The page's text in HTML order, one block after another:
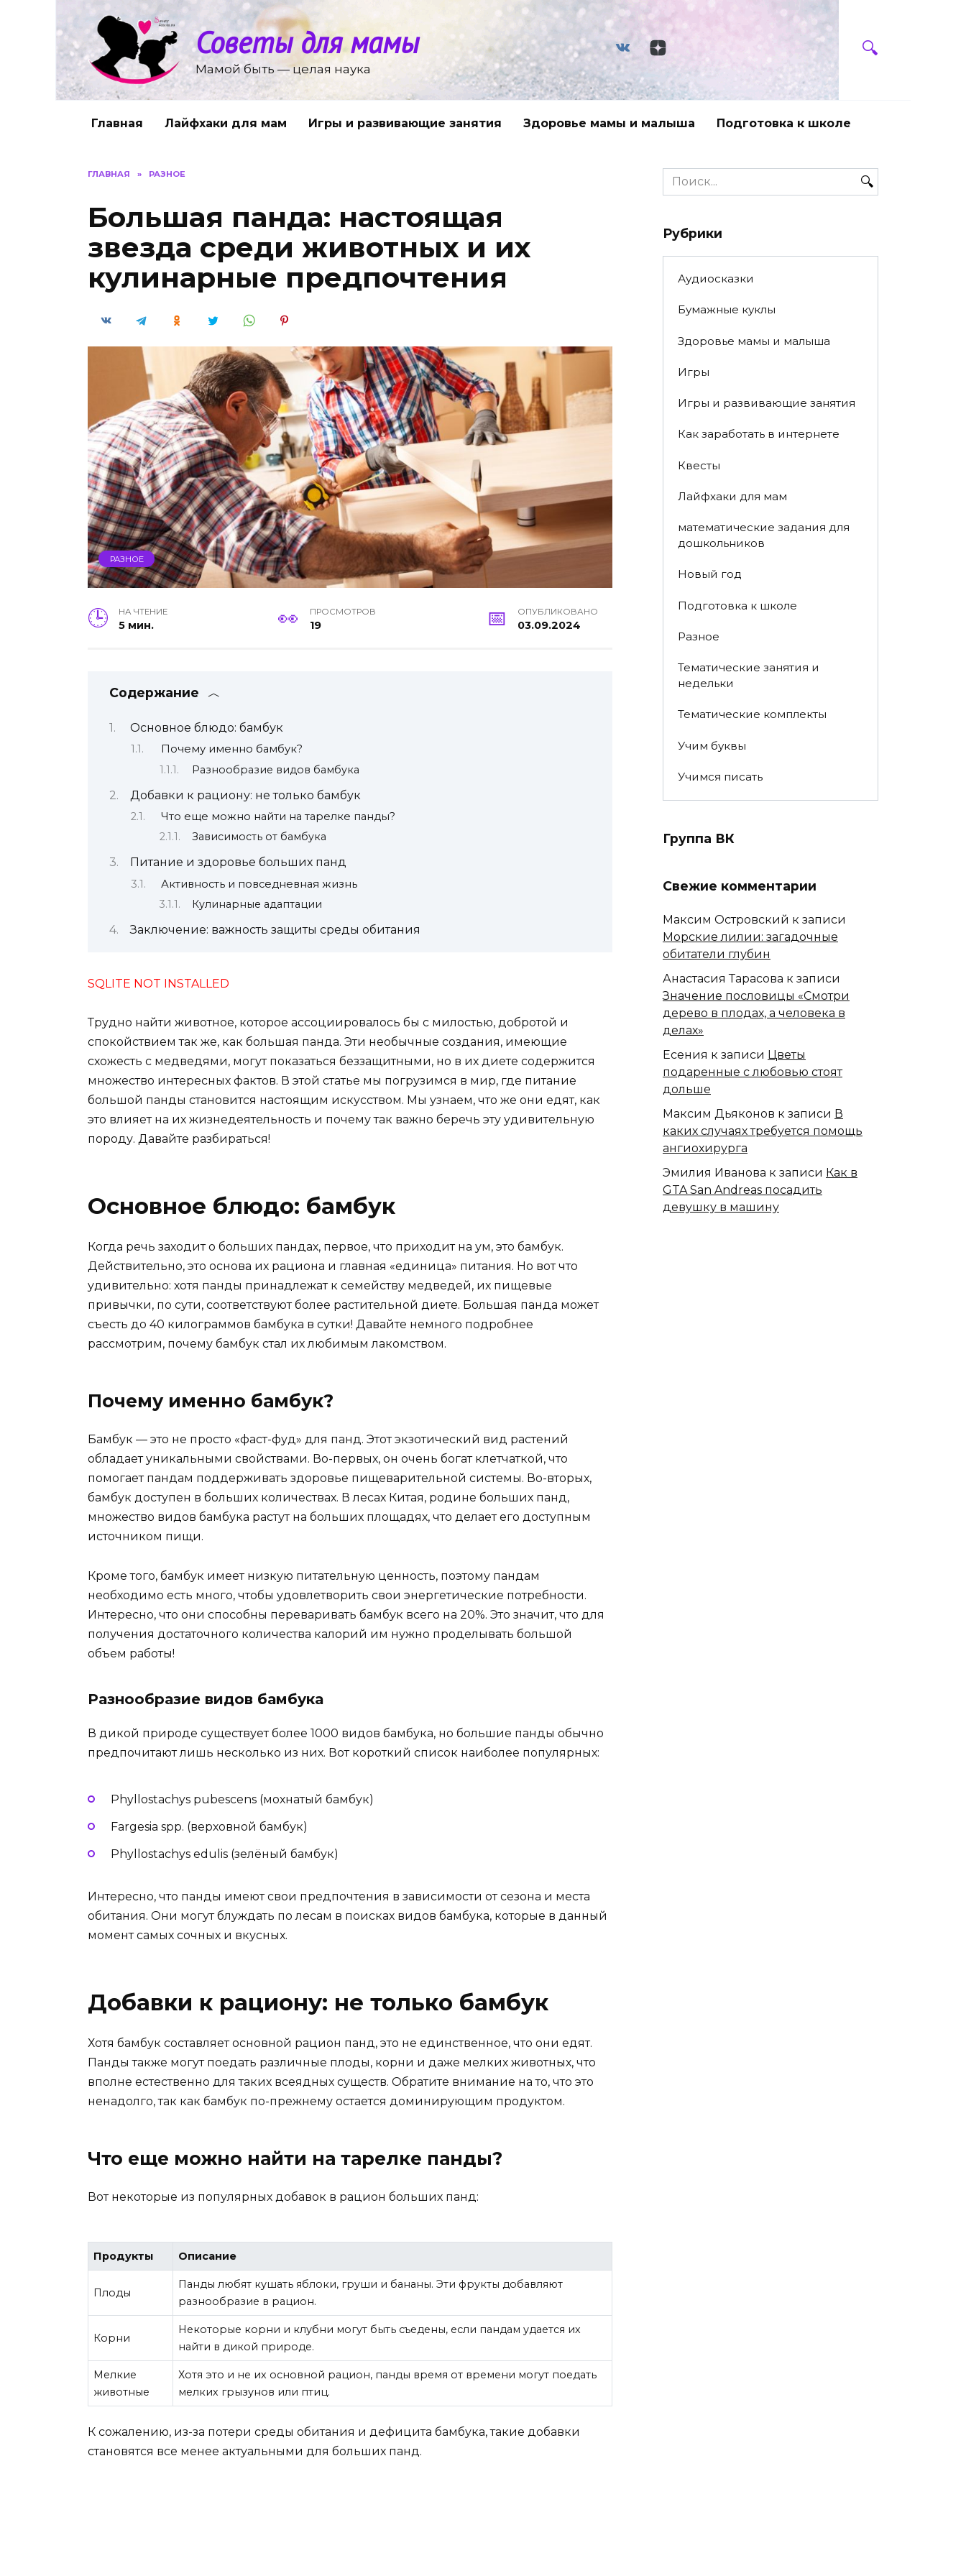
содержанию
Советы для мамы
Мамой быть — целая наука
Главная Лайфхаки для мам Игры и развивающие занятия Здоровье мамы и малыша Подготовка к школе
ГЛАВНАЯ » РАЗНОЕ
Большая панда: настоящая
звезда среди животных и их
кулинарные предпочтения
РАЗНОЕ
НА ЧТЕНИЕ
5 мин.
ПРОСМОТРОВ
19
ОПУБЛИКОВАНО
03.09.2024
Содержание
Основное блюдо: бамбук
Почему именно бамбук?
Разнообразие видов бамбука
Добавки к рациону: не только бамбук
Что еще можно найти на тарелке панды?
Зависимость от бамбука
Питание и здоровье больших панд
Активность и повседневная жизнь
Кулинарные адаптации
Заключение: важность защиты среды обитания
SQLITE NOT INSTALLED
Трудно найти животное, которое ассоциировалось бы с милостью, добротой и
спокойствием так же, как большая панда. Эти необычные создания, имеющие
схожесть с медведями, могут показаться беззащитными, но в их диете содержится
множество интересных фактов. В этой статье мы погрузимся в мир, где питание
большой панды становится настоящим искусством. Мы узнаем, что же они едят, как
это влияет на их жизнедеятельность и почему так важно беречь эту удивительную
породу. Давайте разбираться!
Основное блюдо: бамбук
Когда речь заходит о больших пандах, первое, что приходит на ум, это бамбук.
Действительно, это основа их рациона и главная «единица» питания. Но вот что
удивительно: хотя панды принадлежат к семейству медведей, их пищевые
привычки, по сути, соответствуют более растительной диете. Большая панда может
съесть до 40 килограммов бамбука в сутки! Давайте немного подробнее
рассмотрим, почему бамбук стал их любимым лакомством.
Почему именно бамбук?
Бамбук — это не просто «фаст-фуд» для панд. Этот экзотический вид растений
обладает уникальными свойствами. Во-первых, он очень богат клетчаткой, что
помогает пандам поддерживать здоровье пищеварительной системы. Во-вторых,
бамбук доступен в больших количествах. В лесах Китая, родине больших панд,
множество видов бамбука растут на больших площадях, что делает его доступным
источником пищи.
Кроме того, бамбук имеет низкую питательную ценность, поэтому пандам
необходимо есть много, чтобы удовлетворить свои энергетические потребности.
Интересно, что они способны переваривать бамбук всего на 20%. Это значит, что для
получения достаточного количества калорий им нужно проделывать большой
объем работы!
Разнообразие видов бамбука
В дикой природе существует более 1000 видов бамбука, но большие панды обычно
предпочитают лишь несколько из них. Вот короткий список наиболее популярных:
Phyllostachys pubescens (мохнатый бамбук)
Fargesia spp. (верховной бамбук)
Phyllostachys edulis (зелёный бамбук)
Интересно, что панды имеют свои предпочтения в зависимости от сезона и места
обитания. Они могут блуждать по лесам в поисках видов бамбука, которые в данный
момент самых сочных и вкусных.
Добавки к рациону: не только бамбук
Хотя бамбук составляет основной рацион панд, это не единственное, что они едят.
Панды также могут поедать различные плоды, корни и даже мелких животных, что
вполне естественно для таких всеядных существ. Обратите внимание на то, что это
ненадолго, так как бамбук по-прежнему остается доминирующим продуктом.
Что еще можно найти на тарелке панды?
Вот некоторые из популярных добавок в рацион больших панд:
Продукты Описание
Плоды
Панды любят кушать яблоки, груши и бананы. Эти фрукты добавляют
разнообразие в рацион.
Корни
Некоторые корни и клубни могут быть съедены, если пандам удается их
найти в дикой природе.
Мелкие
животные
Хотя это и не их основной рацион, панды время от времени могут поедать
мелких грызунов или птиц.
К сожалению, из-за потери среды обитания и дефицита бамбука, такие добавки
становятся все менее актуальными для больших панд.
Search
for:
Рубрики
Аудиосказки
Бумажные куклы
Здоровье мамы и малыша
Игры
Игры и развивающие занятия
Как заработать в интернете
Квесты
Лайфхаки для мам
математические задания для
дошкольников
Новый год
Подготовка к школе
Разное
Тематические занятия и
недельки
Тематические комплекты
Учим буквы
Учимся писать
Группа ВК
Свежие комментарии
Максим Островский к записи
Морские лилии: загадочные
обитатели глубин
Анастасия Тарасова к записи
Значение пословицы «Смотри
дерево в плодах, а человека в
делах»
Есения к записи Цветы
подаренные с любовью стоят
дольше
Максим Дьяконов к записи В
каких случаях требуется помощь
ангиохирурга
Эмилия Иванова к записи Как в
GTA San Andreas посадить
девушку в машину